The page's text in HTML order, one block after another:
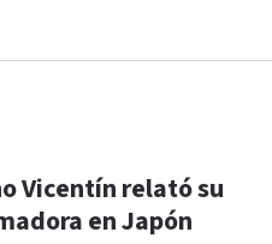
Vicentín relató su
en Japón